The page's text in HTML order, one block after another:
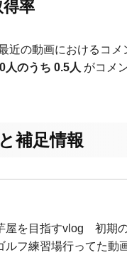
率
近の動画におけるコメ
人のうち 0.5人 がコメ
補足情報
屋を目指すvlog 初期
フ練習場行ってた動